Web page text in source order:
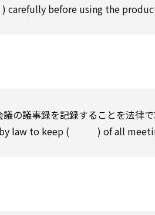
before using the
の議事録を記録することを法律で
by law to keep ( ) of all